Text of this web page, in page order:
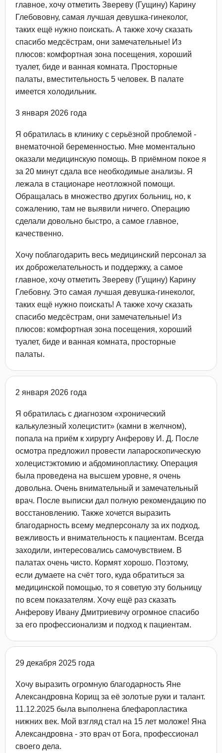
главное, хочу отметить Звереву (Гущину) Карину
Глебововну, самая лучшая девушка-гинеколог,
таких ещё нужно поискать. А также хочу сказать
спасибо медсёстрам, они замечательные! Из
плюсов: комфортная зона посещения, хороший
туалет, биде и ванная комната. Просторные
палаты, вместительность 5 человек. В палате
имеется холодильник.
3 января 2026 года
Я обратилась в клинику с серьёзной проблемой -
внематочной беременностью. Мне моментально
оказали медицинскую помощь. В приёмном покое я
за 20 минут сдала все необходимые анализы​. Я
лежала в стационаре неотложной помощи.
Обращалась в множество других больниц, но, к
сожалению, там не выявили ничего. Операцию
сделали довольно быстро, а самое главное,
качественно.
Хочу поблагодарить весь медицинский персонал за
их доброжелательность и поддержку, а самое
главное, хочу отметить Звереву (Гущину) Карину
Глебовну. Это самая лучшая девушка-гинеколог,
таких ещё нужно поискать! А также хочу сказать
спасибо медсёстрам, они замечательные! Из
плюсов: комфортная зона посещения, хороший
туалет, биде и ванная комната, просторные
палаты.
2 января 2026 года
Я обратилась с диагнозом «хронический
калькулезный холецистит​» (камни в желчном),
попала на приём к хирургу Анферову И. Д. После
осмотра предложил провести лапароскопическую
холецистэктомию и абдоминопластику​. Операция
была проведена на высшем уровне, я очень
довольна. Очень внимательный и замечательный
врач. После выписки дал полную рекомендацию по
восстановлению. Также хочется выразить
благодарность всему медперсоналу за их подход,
вежливость и внимательность к пациентам. Всегда
заходили, интересовались самочувствием. В
палатах очень чисто. Кормят хорошо. Поэтому,
если думаете на счёт того, куда обратиться за
медицинской помощью, то я советую эту больницу
по всем показателям. Хочу ещё раз сказать
Анферову Ивану Дмитриевичу огромное спасибо
за его профессионализм и подход к пациентам.
29 декабря 2025 года
Хочу выразить огромную благодарность Яне
Александровна Корищ за её золотые руки и талант.
11.12.2025 была выполнена блефаропластика​
нижних век. Мой взгляд стал на 15 лет моложе! Яна
Александровна - это врач от Бога, профессионал
своего дела.